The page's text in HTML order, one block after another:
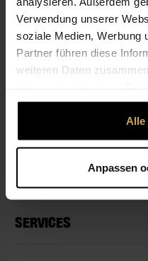
Verwendung unserer
soziale Medien, Werbung
Partner führen diese
weiteren Daten
gesammelt haben.
Alle
Anpassen
77933 Lahr
07821-225 64
07821-226 33
NOT READY FOR
SERVICES